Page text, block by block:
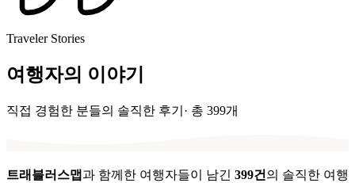
Traveler Stories
여행자의 이야기
직접 경험한 분들의 솔직한 후기 · 총 399개
트래블러스맵과 함께한 여행자들이 남긴 399건 의 솔직한 여행